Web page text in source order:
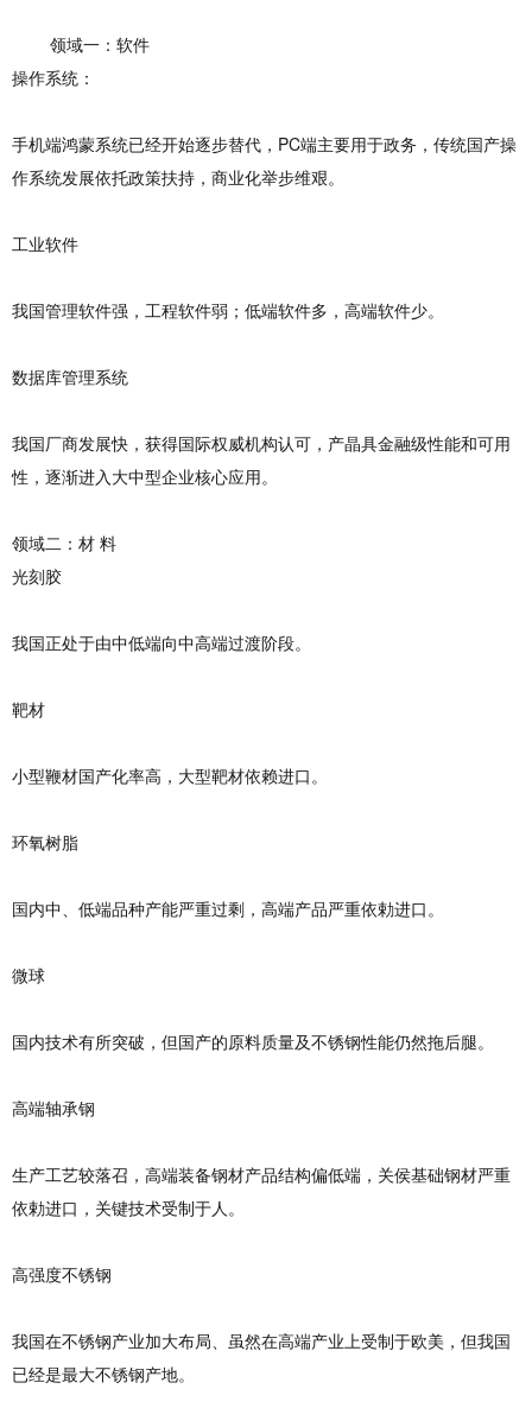
领域一：软件
操作系统：
手机端鸿蒙系统已经开始逐步替代，PC端主要用于政务，传统国产操
作系统发展依托政策扶持，商业化举步维艰。
工业软件
我国管理软件强，工程软件弱；低端软件多，高端软件少。
数据库管理系统
我国厂商发展快，获得国际权威机构认可，产晶具金融级性能和可用
性，逐渐进入大中型企业核心应用。
领域二：材 料
光刻胶
我国正处于由中低端向中高端过渡阶段。
靶材
小型鞭材国产化率高，大型靶材依赖进口。
环氧树脂
国内中、低端品种产能严重过剩，高端产品严重依勅进口。
微球
国内技术有所突破，但国产的原料质量及不锈钢性能仍然拖后腿。
高端轴承钢
生产工艺较落召，高端装备钢材产品结构偏低端，关侯基础钢材严重
依勅进口，关键技术受制于人。
高强度不锈钢
我国在不锈钢产业加大布局、虽然在高端产业上受制于欧美，但我国
已经是最大不锈钢产地。